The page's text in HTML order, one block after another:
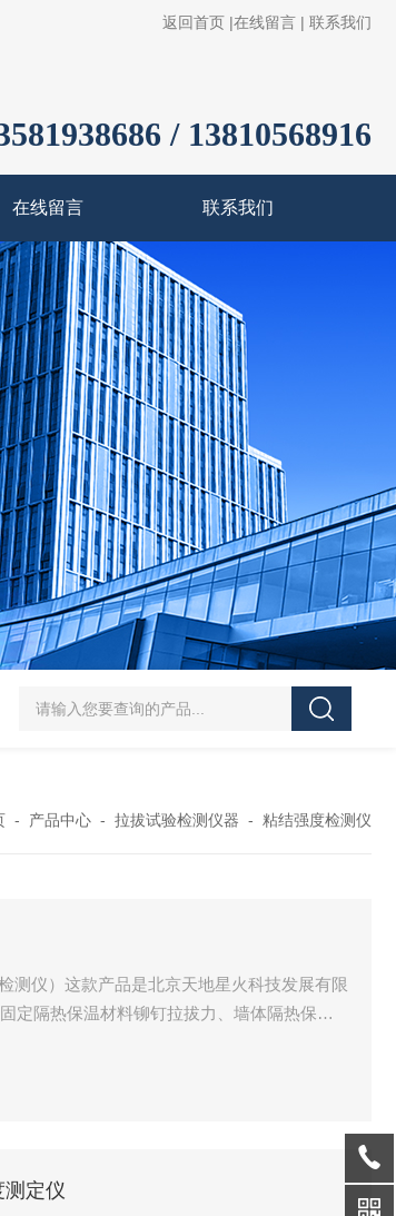
返回首页 |在线留言 | 联系我们
/ 13810568916
在线留言 联系我们
锤冲击测试仪交通U型板 ZTT-970C通信管道静摩擦系
- 产品中心 - 拉拔试验检测仪器 - 粘结强度检测仪
测仪）这款产品是北京天地星火科技发展有限
定隔热保温材料铆钉拉拔力、墙体隔热保温
定仪